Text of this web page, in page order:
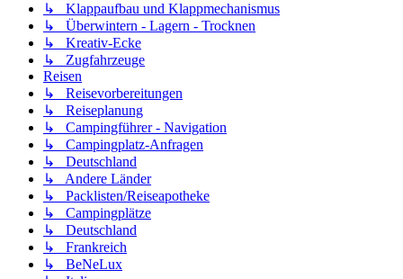
↳ Klappaufbau und Klappmechanismus
↳ Überwintern - Lagern - Trocknen
↳ Kreativ-Ecke
↳ Zugfahrzeuge
Reisen
↳ Reisevorbereitungen
↳ Reiseplanung
↳ Campingführer - Navigation
↳ Campingplatz-Anfragen
↳ Deutschland
↳ Andere Länder
↳ Packlisten/Reiseapotheke
↳ Campingplätze
↳ Deutschland
↳ Frankreich
↳ BeNeLux